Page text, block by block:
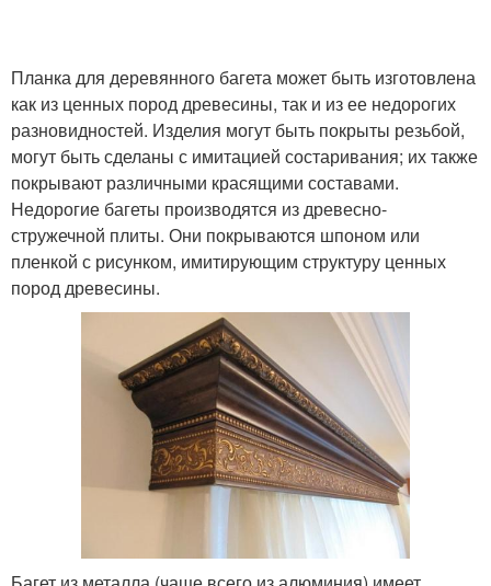
Планка для деревянного багета может быть изготовлена
как из ценных пород древесины, так и из ее недорогих
разновидностей. Изделия могут быть покрыты резьбой,
могут быть сделаны с имитацией состаривания; их также
покрывают различными красящими составами.
Недорогие багеты производятся из древесно-
стружечной плиты. Они покрываются шпоном или
пленкой с рисунком, имитирующим структуру ценных
пород древесины.